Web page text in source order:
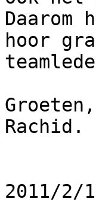
hoor
Groeten,
Rachid.
2011/2/